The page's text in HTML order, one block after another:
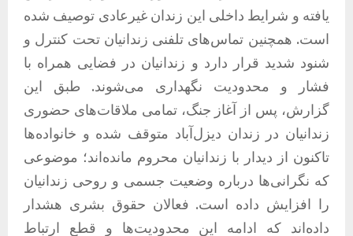
یافته و شرایط داخلی این زندان غیرعادی توصیف شده
است. همچنین تماس‌های تلفنی زندانیان تحت کنترل و
شنود شدید قرار دارد و زندانیان در فضایی همراه با
فشار و محدودیت نگهداری می‌شوند. طبق این
گزارش، پس از آغاز جنگ، تمامی ملاقات‌های حضوری
زندانیان در زندان دیزل‌آباد متوقف شده و خانواده‌ها
تاکنون از دیدار با زندانیان محروم مانده‌اند؛ موضوعی
که نگرانی‌ها درباره وضعیت جسمی و روحی زندانیان
را افزایش داده است. فعالان حقوق بشری هشدار
داده‌اند که ادامه این محدودیت‌ها و قطع ارتباط